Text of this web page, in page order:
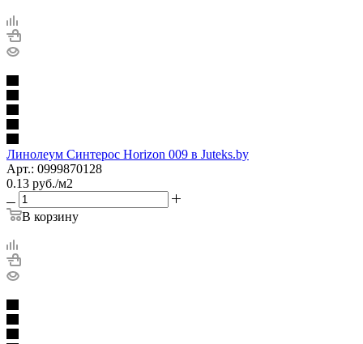
Линолеум Синтерос Horizon 009 в Juteks.by
Арт.: 0999870128
0.13 руб./м2
В корзину